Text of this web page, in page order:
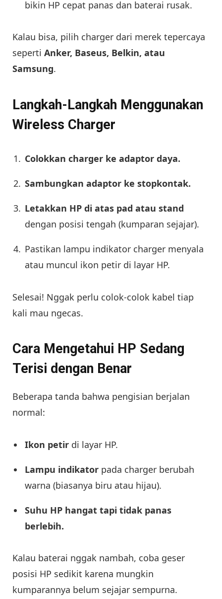
bikin HP cepat panas dan baterai rusak.
Kalau bisa, pilih charger dari merek tepercaya
seperti Anker, Baseus, Belkin, atau
Samsung.
Langkah-Langkah Menggunakan
Wireless Charger
Colokkan charger ke adaptor daya.
Sambungkan adaptor ke stopkontak.
Letakkan HP di atas pad atau stand
dengan posisi tengah (kumparan sejajar).
Pastikan lampu indikator charger menyala
atau muncul ikon petir di layar HP.
Selesai! Nggak perlu colok-colok kabel tiap
kali mau ngecas.
Cara Mengetahui HP Sedang
Terisi dengan Benar
Beberapa tanda bahwa pengisian berjalan
normal:
Ikon petir di layar HP.
Lampu indikator pada charger berubah
warna (biasanya biru atau hijau).
Suhu HP hangat tapi tidak panas
berlebih.
Kalau baterai nggak nambah, coba geser
posisi HP sedikit karena mungkin
kumparannya belum sejajar sempurna.